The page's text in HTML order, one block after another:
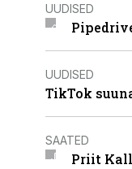
UUDISED
UUDISED
TikTok
SAATED
Priit